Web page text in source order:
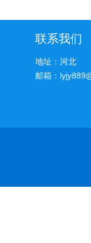
联系我们
地址：河北
邮箱：